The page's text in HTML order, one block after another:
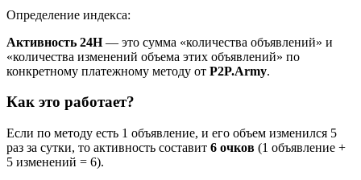
Определение индекса:
Активность 24H— это сумма «количества объявлений» и
«количества изменений объема этих объявлений» по
конкретному платежному методу от P2P.Army.
Как это работает?
Если по методу есть 1 объявление, и его объем изменился 5
раз за сутки, то активность составит 6 очков (1 объявление +
5 изменений = 6).